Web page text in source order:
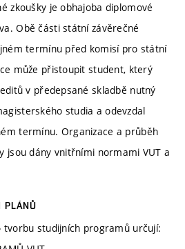
zkoušky je obhajoba diplomové
Obě části státní závěrečné
termínu před komisí pro státní
může přistoupit student, který
v předepsané skladbě nutný
studia a odevzdal
termínu. Organizace a průběh
jsou dány vnitřními normami VUT a
PLÁNŮ
tvorbu studijních programů určují: